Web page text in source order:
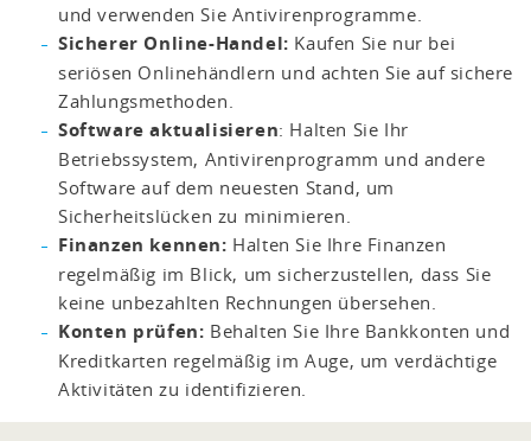
und verwenden Sie Antivirenprogramme.
Sicherer Online-Handel: Kaufen Sie nur bei
seriösen Onlinehändlern und achten Sie auf sichere
Zahlungsmethoden.
Software aktualisieren: Halten Sie Ihr
Betriebssystem, Antivirenprogramm und andere
Software auf dem neuesten Stand, um
Sicherheitslücken zu minimieren.
Finanzen kennen: Halten Sie Ihre Finanzen
regelmäßig im Blick, um sicherzustellen, dass Sie
keine unbezahlten Rechnungen übersehen.
Konten prüfen: Behalten Sie Ihre Bankkonten und
Kreditkarten regelmäßig im Auge, um verdächtige
Aktivitäten zu identifizieren.